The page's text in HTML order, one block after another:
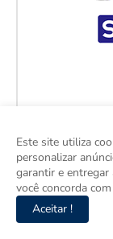
Este site utiliza
personalizar
garantir e entregar
você concorda
Aceitar !